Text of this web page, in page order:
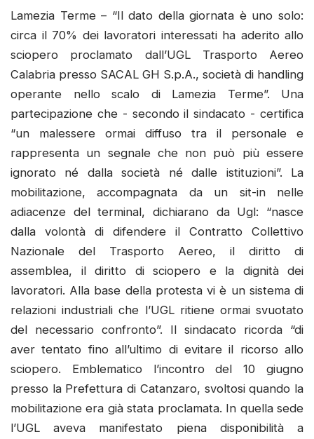
Lamezia Terme – “Il dato della giornata è uno solo:
circa il 70% dei lavoratori interessati ha aderito allo
sciopero proclamato dall’UGL Trasporto Aereo
Calabria presso SACAL GH S.p.A., società di handling
operante nello scalo di Lamezia Terme”. Una
partecipazione che - secondo il sindacato - certifica
“un malessere ormai diffuso tra il personale e
rappresenta un segnale che non può più essere
ignorato né dalla società né dalle istituzioni”. La
mobilitazione, accompagnata da un sit-in nelle
adiacenze del terminal, dichiarano da Ugl: “nasce
dalla volontà di difendere il Contratto Collettivo
Nazionale del Trasporto Aereo, il diritto di
assemblea, il diritto di sciopero e la dignità dei
lavoratori. Alla base della protesta vi è un sistema di
relazioni industriali che l’UGL ritiene ormai svuotato
del necessario confronto”. Il sindacato ricorda “di
aver tentato fino all’ultimo di evitare il ricorso allo
sciopero. Emblematico l’incontro del 10 giugno
presso la Prefettura di Catanzaro, svoltosi quando la
mobilitazione era già stata proclamata. In quella sede
l’UGL aveva manifestato piena disponibilità a